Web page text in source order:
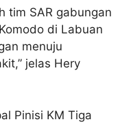
tim SAR gabungan
di Labuan
menuju
jelas Hery
Pinisi KM Tiga